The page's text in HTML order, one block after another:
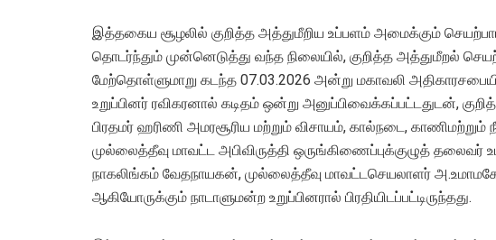
இத்தகைய சூழலில் குறித்த அத்துமீறிய உப்பளம் அமைக்கும்
தொடர்ந்தும் முன்னெடுத்து வந்த நிலையில், குறித்த அத்துமீறல்
மேற்தொள்ளுமாறு கடந்த 07.03.2026 அன்று மகாவலி
உறுப்பினர் ரவிகரனால் கடிதம் ஒன்று அனுப்பிவைக்கப்பட்டதுடன்,
பிரதமர் ஹரிணி அமரசூரிய மற்றும் விசாயம், கால்நடை,
முல்லைத்தீவு மாவட்ட அபிவிருத்தி ஒருங்கிணைப்புக்குழுத் தலைவர்
நாகலிங்கம் வேதநாயகன், முல்லைத்தீவு மாவட்டசெயலாளர்
ஆகியோருக்கும் நாடாளுமன்ற உறுப்பினரால் பிரதியிடப்பட்டிருந்தது.